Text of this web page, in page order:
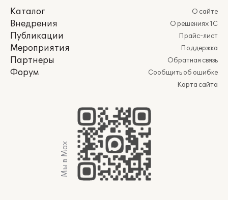
Каталог
Внедрения
Публикации
Мероприятия
Партнеры
Форум
О сайте
О решениях 1С
Прайс-лист
Поддержка
Обратная связь
Сообщить об ошибке
Карта сайта
Мы в Max